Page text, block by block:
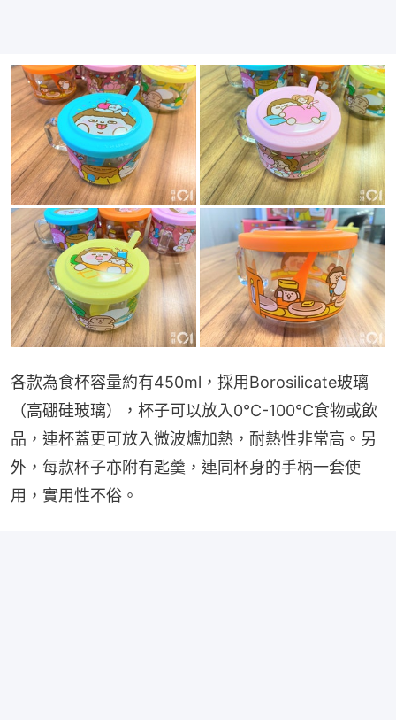
各款為食杯容量約有450ml，採用Borosilicate玻璃
（高硼硅玻璃），杯子可以放入0°C-100°C食物或飲
品，連杯蓋更可放入微波爐加熱，耐熱性非常高。另
外，每款杯子亦附有匙羹，連同杯身的手柄一套使
用，實用性不俗。